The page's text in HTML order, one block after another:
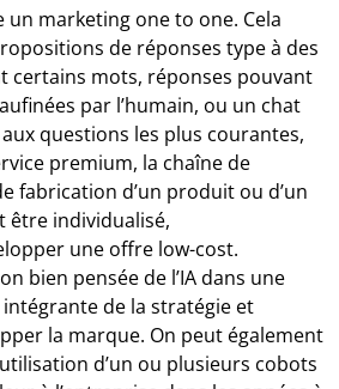
un marketing one to one. Cela
de réponses type à des
certains mots, réponses pouvant
par l’humain, ou un chat
questions les plus courantes,
premium, la chaîne de
fabrication d’un produit ou d’un
être individualisé,
une offre low-cost.
bien pensée de l’IA dans une
de la stratégie et
la marque. On peut également
d’un ou plusieurs cobots